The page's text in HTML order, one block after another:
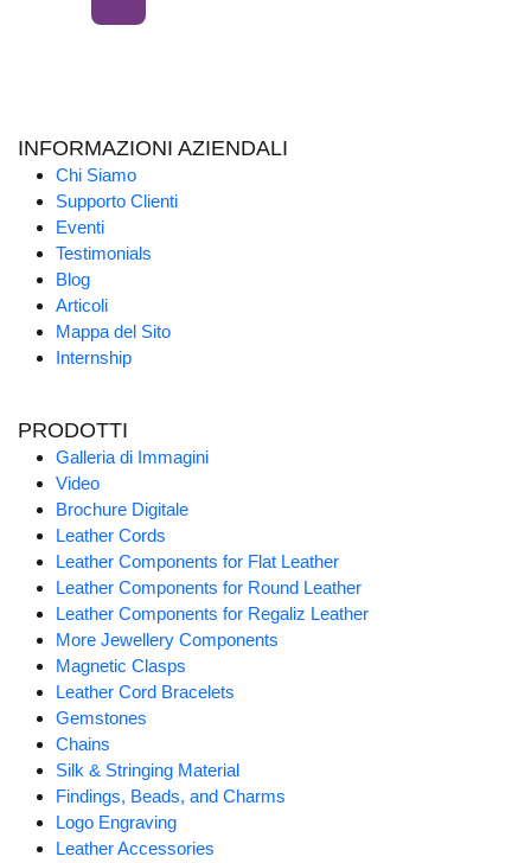
INFORMAZIONI AZIENDALI
Chi Siamo
Supporto Clienti
Eventi
Testimonials
Blog
Articoli
Mappa del Sito
Internship
PRODOTTI
Galleria di Immagini
Video
Brochure Digitale
Leather Cords
Leather Components for Flat Leather
Leather Components for Round Leather
Leather Components for Regaliz Leather
More Jewellery Components
Magnetic Clasps
Leather Cord Bracelets
Gemstones
Chains
Silk & Stringing Material
Findings, Beads, and Charms
Logo Engraving
Leather Accessories